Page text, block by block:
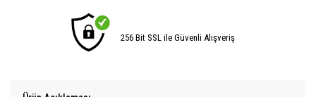
256 Bit SSL ile Güvenli Alışveriş